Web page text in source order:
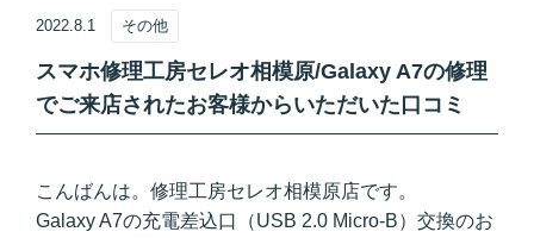
2022.8.1 その他
スマホ修理工房セレオ相模原/Galaxy A7の修理
でご来店されたお客様からいただいた口コミ
こんばんは。修理工房セレオ相模原店です。
Galaxy A7の充電差込口（USB 2.0 Micro-B）交換のお